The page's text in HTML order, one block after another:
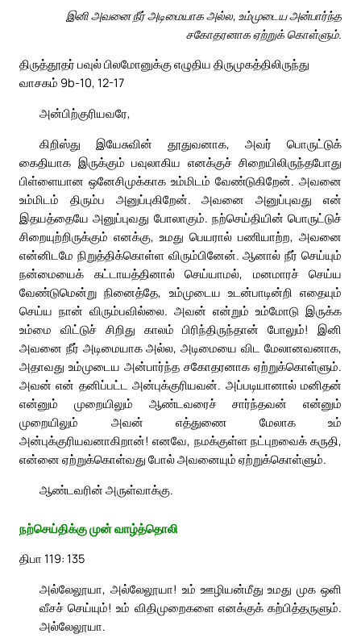
இனி அவனை நீர் அடிமையாக அல்ல, உம்முடைய அன்பார்ந்த
சகோதரனாக ஏற்றுக் கொள்ளும்.
திருத்தூதர் பவுல் பிலமோனுக்கு எழுதிய திருமுகத்திலிருந்து
வாசகம் 9b-10, 12-17
அன்பிற்குரியவரே,
கிறிஸ்து இயேசுவின் தூதுவனாக, அவர் பொருட்டுக்
கைதியாக இருக்கும் பவுலாகிய எனக்குச் சிறையிலிருந்தபோது
பிள்ளையான ஒனேசிமுக்காக உம்மிடம் வேண்டுகிறேன். அவனை
உம்மிடம் திரும்ப அனுப்புகிறேன். அவனை அனுப்புவது என்
இதயத்தையே அனுப்புவது போலாகும். நற்செய்தியின் பொருட்டுச்
சிறையுற்றிருக்கும் எனக்கு, உமது பெயரால் பணியாற்ற, அவனை
என்னிடமே நிறுத்திக்கொள்ள விரும்பினேன். ஆனால் நீர் செய்யும்
நன்மையைக் கட்டாயத்தினால் செய்யாமல், மனமாரச் செய்ய
வேண்டுமென்று நினைத்தே, உம்முடைய உடன்பாடின்றி எதையும்
செய்ய நான் விரும்பவில்லை. அவன் என்றும் உம்மோடு இருக்க
உம்மை விட்டுச் சிறிது காலம் பிரிந்திருந்தான் போலும்! இனி
அவனை நீர் அடிமையாக அல்ல, அடிமையை விட மேலானவனாக,
அதாவது உம்முடைய அன்பார்ந்த சகோதரனாக ஏற்றுக்கொள்ளும்.
அவன் என் தனிப்பட்ட அன்புக்குரியவன். அப்படியானால் மனிதன்
என்னும் முறையிலும் ஆண்டவரைச் சார்ந்தவன் என்னும்
முறையிலும் அவன் எத்துணை மேலாக உம்
அன்புக்குரியவனாகிறான்! எனவே, நமக்குள்ள நட்புறவைக் கருதி,
என்னை ஏற்றுக்கொள்வது போல் அவனையும் ஏற்றுக்கொள்ளும்.
ஆண்டவரின் அருள்வாக்கு.
நற்செய்திக்கு முன் வாழ்த்தொலி
திபா 119: 135
அல்லேலூயா, அல்லேலூயா! உம் ஊழியன்மீது உமது முக ஒளி
வீசச் செய்யும்! உம் விதிமுறைகளை எனக்குக் கற்பித்தருளும்.
அல்லேலூயா.